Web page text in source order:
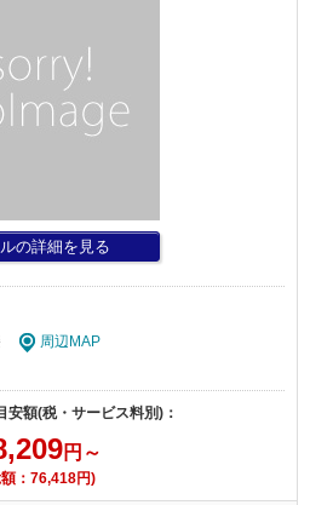
の詳細を見る
周辺MAP
安額(税・サービス料別)：
円～
：76,418円)